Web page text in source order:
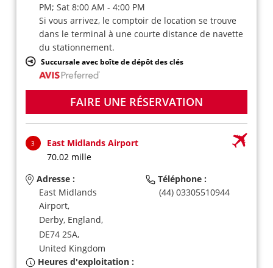
PM; Sat 8:00 AM - 4:00 PM
Si vous arrivez, le comptoir de location se trouve
dans le terminal à une courte distance de navette
du stationnement.
Succursale avec boîte de dépôt des clés
FAIRE UNE RÉSERVATION
3
East Midlands Airport
70.02 mille
Adresse :
East Midlands
Airport,
Derby, England,
DE74 2SA,
United Kingdom
Téléphone :
(44) 03305510944
Heures d'exploitation :